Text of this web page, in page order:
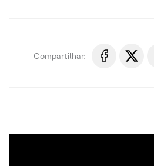
Compartilhar: